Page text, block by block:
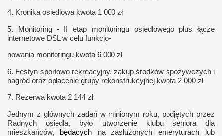
4. Kronika osiedlowa kwota 1 000 zł
5. Monitoring - II etap monitoringu osiedlowego plus łącze
internetowe DSL w celu funkcjo-
nowania monitoringu kwota 6 000 zł
6. Festyn sportowo rekreacyjny, zakup środków spożywczych i
nagród oraz opłacenie grupy rekonstrukcyjnej kwota 2 000 zł
7. Rezerwa kwota 2 144 zł
Jednym z głównych zadań w minionym roku, podjętych przez
Radnych osiedla, było utworzenie klubu seniora dla
mieszkańców,
będących na zasłużonych emeryturach lub